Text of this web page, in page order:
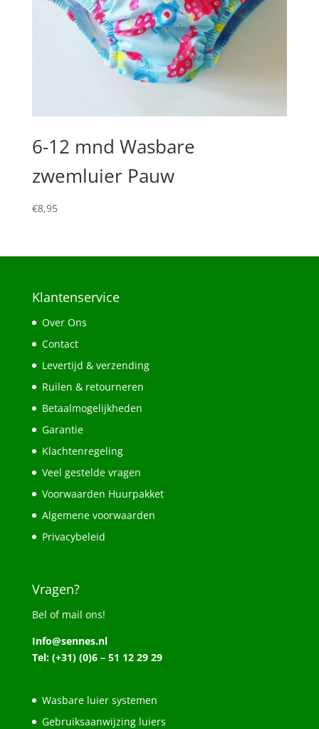
6-12 mnd Wasbare
zwemluier Pauw
€8,95
Klantenservice
Over Ons
Contact
Levertijd & verzending
Ruilen & retourneren
Betaalmogelijkheden
Garantie
Klachtenregeling
Veel gestelde vragen
Voorwaarden Huurpakket
Algemene voorwaarden
Privacybeleid
Vragen?
Bel of mail ons!
Info@sennes.nl
Tel: (+31) (0)6 – 51 12 29 29
Wasbare luier systemen
Gebruiksaanwijzing luiers